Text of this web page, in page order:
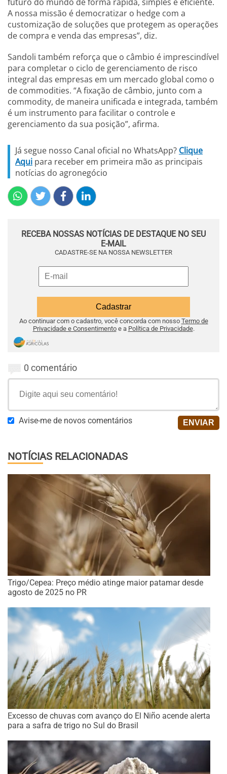
A nossa missão é democratizar o hedge com a
customização de soluções que protegem as operações
de compra e venda das empresas”, diz.
Sandoli também reforça que o câmbio é imprescindível
para completar o ciclo de gerenciamento de risco
integral das empresas em um mercado global como o
de commodities. “A fixação de câmbio, junto com a
commodity, de maneira unificada e integrada, também
é um instrumento para facilitar o controle e
gerenciamento da sua posição”, afirma.
Já segue nosso Canal oficial no WhatsApp? Clique
Aqui para receber em primeira mão as principais
notícias do agronegócio
RECEBA NOSSAS NOTÍCIAS DE DESTAQUE NO SEU
E-MAIL
CADASTRE-SE NA NOSSA NEWSLETTER
Ao continuar com o cadastro, você concorda com nosso Termo de
Privacidade e Consentimentoe a Política de Privacidade.
0 comentário
Avise-me de novos comentários
NOTÍCIAS RELACIONADAS
Trigo/Cepea: Preço médio atinge maior patamar desde
agosto de 2025 no PR
Excesso de chuvas com avanço do El Niño acende alerta
para a safra de trigo no Sul do Brasil